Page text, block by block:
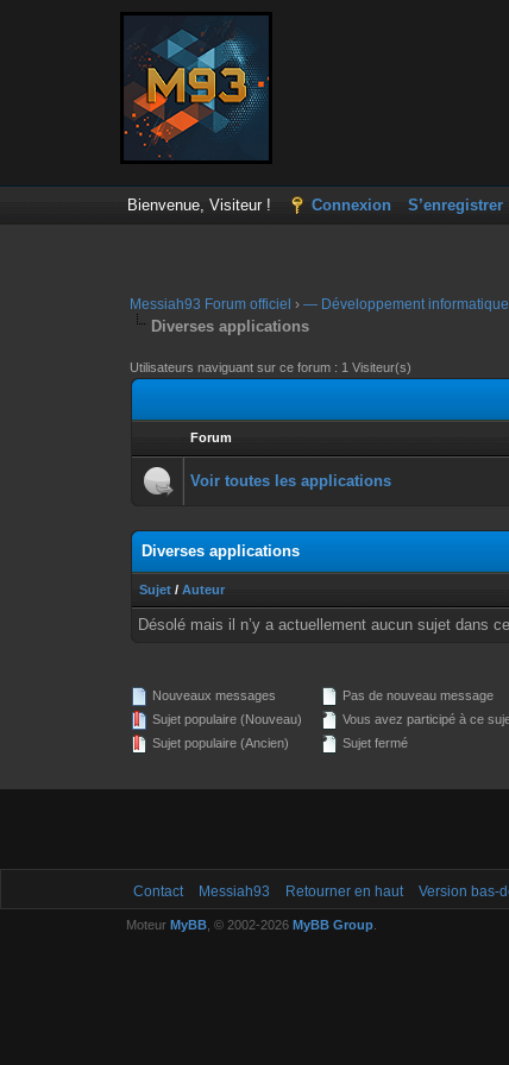
Bienvenue, Visiteur ! Connexion S’enregistrer
Messiah93 Forum officiel ›— Développement informatique
Diverses applications
Utilisateurs naviguant sur ce forum : 1 Visiteur(s)
Forum
Voir toutes les applications
Diverses applications
Sujet /Auteur
Désolé mais il n’y a actuellement aucun sujet dans
Nouveaux messages
Sujet populaire (Nouveau)
Sujet populaire (Ancien)
Pas de nouveau message
Vous avez participé à ce
Sujet fermé
Contact Messiah93 Retourner en haut Version bas-
Moteur MyBB, © 2002-2026 MyBB Group.